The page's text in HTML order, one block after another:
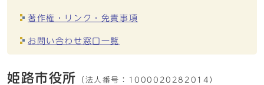
著作権・リンク・免責事項
お問い合わせ窓口一覧
姫路市役所 （法人番号： 1000020282014）